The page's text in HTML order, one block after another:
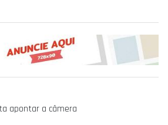
apontar a câmera